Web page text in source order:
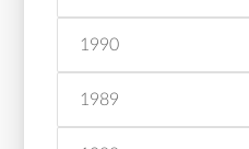
1990
1989